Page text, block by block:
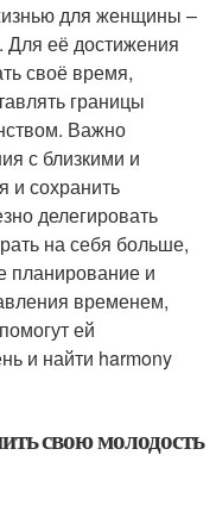
для женщины –
Для её достижения
своё время,
границы
Важно
с близкими и
и сохранить
делегировать
на себя больше,
планирование и
временем,
ей
и найти harmony
свою молодость